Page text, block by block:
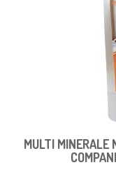
MULTI MINERALE